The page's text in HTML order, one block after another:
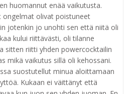
huomannut enää vaikutusta.
ongelmat olivat poistuneet
jotenkin jo unohti sen että niitä oli
kului riittävästi, oli tilanne
sitten riitti yhden powercocktailin
mikä vaikutus sillä oli kehossani.
suostutellut minua aloittamaan
Kukaan ei väittänyt että